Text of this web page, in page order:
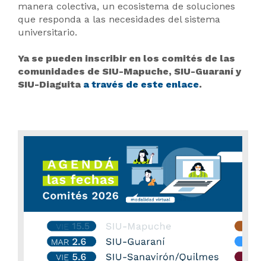
manera colectiva, un ecosistema de soluciones
que responda a las necesidades del sistema
universitario.
Ya se pueden inscribir en los comités de las
comunidades de SIU-Mapuche, SIU-Guaraní y
SIU-Diaguita a través de este enlace.